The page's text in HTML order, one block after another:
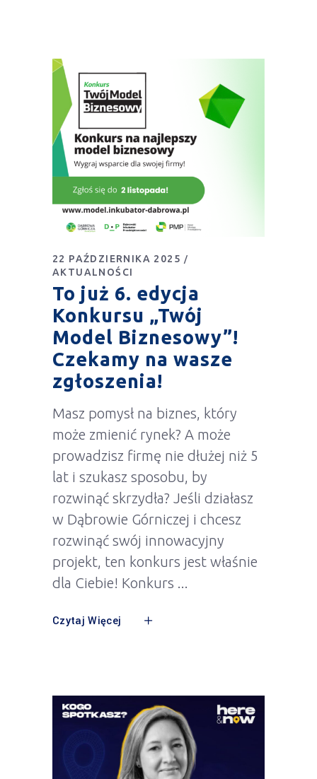
22 PAŹDZIERNIKA 2025
AKTUALNOŚCI
To już 6. edycja
Konkursu „Twój
Model Biznesowy”!
Czekamy na wasze
zgłoszenia!
Masz pomysł na biznes, który
może zmienić rynek? A może
prowadzisz firmę nie dłużej niż 5
lat i szukasz sposobu, by
rozwinąć skrzydła? Jeśli działasz
w Dąbrowie Górniczej i chcesz
rozwinąć swój innowacyjny
projekt, ten konkurs jest właśnie
dla Ciebie! Konkurs
Czytaj Więcej